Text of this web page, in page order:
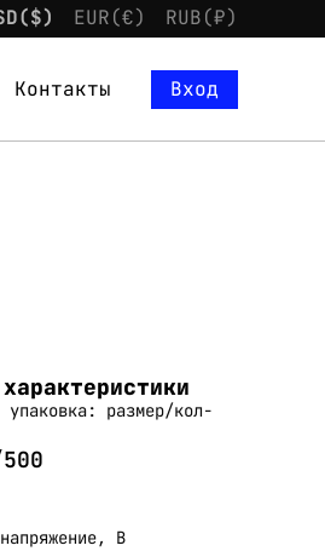
EUR(€) RUB(₽)
Контакты
Вход
упаковка: размер/кол-
В